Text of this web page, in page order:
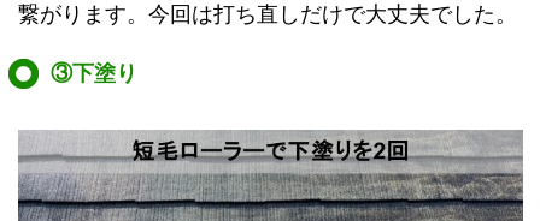
繋がります。今回は打ち直しだけで大丈夫でした。
③下塗り